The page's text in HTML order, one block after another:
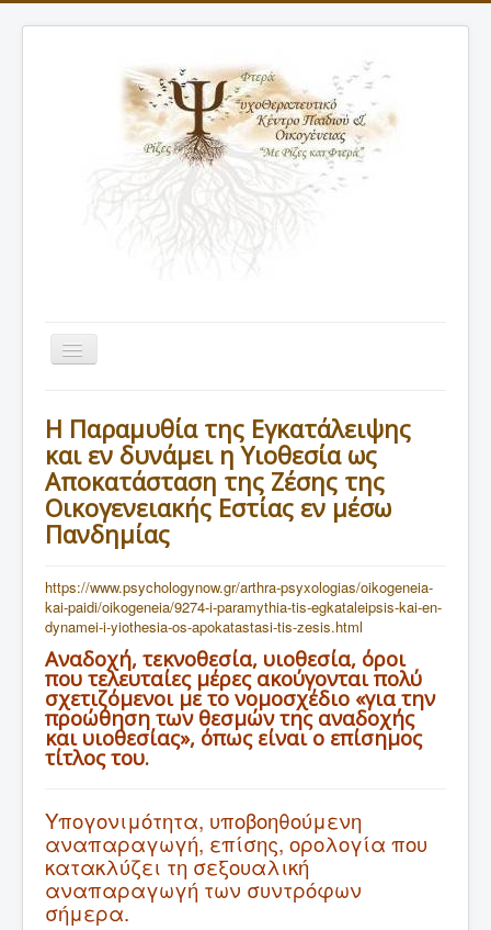
Εναλλαγή
πλοήγησης
ΠΡΟΦΙΛ
ΘΕΡΑΠΕΙΕΣ
ΑΡΘΡΑ
ΔΙΑΛΕΞΕΙΣ
ΕΚΔΟΣΕΙΣ
ΑΝΑΚΟΙΝΩΣΕΙΣ
ΕΠΙΚΟΙΝΩΝΙΑ
Συνεργαζόμενα Βιβλιοπωλεία
Η Παραμυθία της Εγκατάλειψης
και εν δυνάμει η Υιοθεσία ως
Αποκατάσταση της Ζέσης της
Οικογενειακής Εστίας εν μέσω
Πανδημίας
https://www.psychologynow.gr/arthra-psyxologias/oikogeneia-
kai-paidi/oikogeneia/9274-i-paramythia-tis-egkataleipsis-kai-en-
dynamei-i-yiothesia-os-apokatastasi-tis-zesis.html
Αναδοχή, τεκνοθεσία, υιοθεσία, όροι
που τελευταίες μέρες ακούγονται πολύ
σχετιζόμενοι με το νομοσχέδιο «για την
προώθηση των θεσμών της αναδοχής
και υιοθεσίας», όπως είναι ο επίσημος
τίτλος του.
Υπογονιμότητα, υποβοηθούμενη
αναπαραγωγή, επίσης, ορολογία που
κατακλύζει τη σεξουαλική
αναπαραγωγή των συντρόφων
σήμερα.